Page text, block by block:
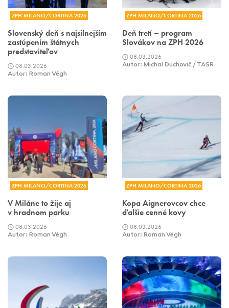
ZPH MILANO/CORTINA 2026
Slovenský deň s najsilnejším
zastúpením štátnych
predstaviteľov
08.03.2026
Autor: Roman Végh
ZPH MILANO/CORTINA 2026
Deň tretí – program
Slovákov na ZPH 2026
08.03.2026
Autor: Michal Duchovič / TASR
ZPH MILANO/CORTINA 2026
V Miláne to žije aj
v hradnom parku
08.03.2026
Autor: Roman Végh
ZPH MILANO/CORTINA 2026
Kopa Aignerovcov chce
ďalšie cenné kovy
08.03.2026
Autor: Roman Végh